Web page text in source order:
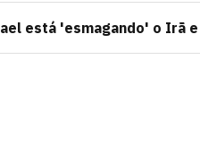
está 'esmagando' o Irã